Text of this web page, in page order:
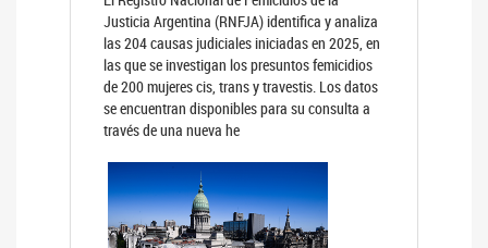
Justicia Argentina (RNFJA) identifica y analiza
las 204 causas judiciales iniciadas en 2025, en
las que se investigan los presuntos femicidios
de 200 mujeres cis, trans y travestis. Los datos
se encuentran disponibles para su consulta a
través de una nueva he